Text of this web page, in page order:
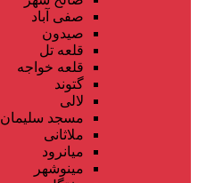
صفی آباد
صیدون
قلعه تل
قلعه خواجه
گتوند
لالی
مسجد سلیمان
ملاثانی
میانرود
مینوشهر